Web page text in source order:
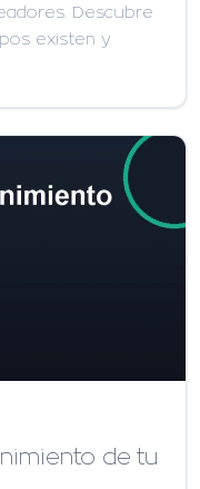
Descubre
existen y
de tu